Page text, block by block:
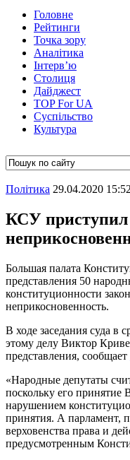
Головне
Рейтинги
Точка зору
Аналітика
Інтерв’ю
Столиця
Дайджест
TOP For UA
Суспiльство
Культура
Полiтика 29.04.2020 15:52
КСУ приступил
Большая палата
представления 50
конституционности
неприкосновенность.
В ходе заседания суда в
этому делу Виктор
представления, сообщает
«Народные депутаты
поскольку его принятие
нарушением
принятия. А парламент,
верховенства права и
предусмотренным